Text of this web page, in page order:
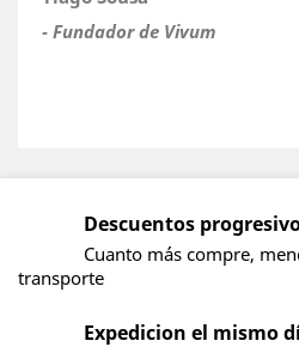
- Fundador de Vivum
Descuentos
Cuanto más compre,
transporte
Expedicion el mismo